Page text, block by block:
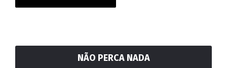
NÃO PERCA NADA